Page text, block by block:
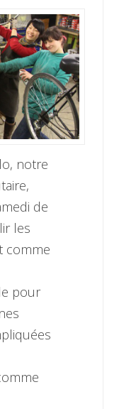
notre
de
les
comme
pour